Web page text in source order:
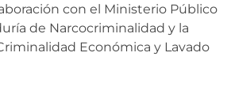
con el Ministerio Público
de Narcocriminalidad y la
Económica y Lavado